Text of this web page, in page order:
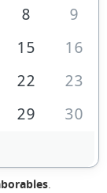
8
9
15
16
22
23
29 30
.